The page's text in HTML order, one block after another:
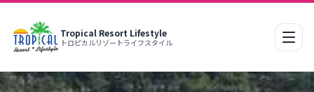
Tropical Resort Lifestyle
トロピカルリゾートライフスタイル 行動